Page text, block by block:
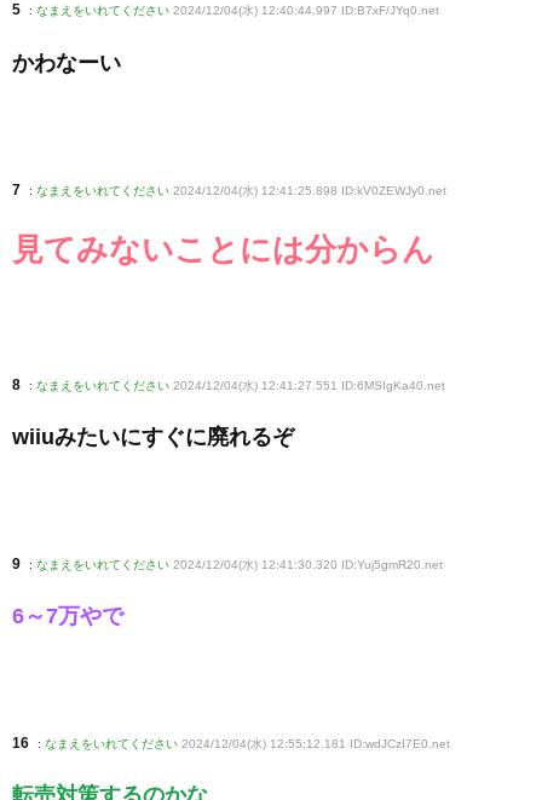
5 : なまえをいれてください 2024/12/04(水) 12:40:44.997 ID:B7xF/JYq0.net
かわなーい
7 : なまえをいれてください 2024/12/04(水) 12:41:25.898 ID:kV0ZEWJy0 .net
見てみないことには分からん
8 : なまえをいれてください 2024/12/04(水) 12:41:27.551 ID:6MSIgKa40 .net
wiiuみたいにすぐに廃れるぞ
9 : なまえをいれてください 2024/12/04(水) 12:41:30.320 ID:Yuj5gmR20 .net
6～7万やで
16 : なまえをいれてください 2024/12/04(水) 12:55:12.181 ID:wdJCzI7E0 .net